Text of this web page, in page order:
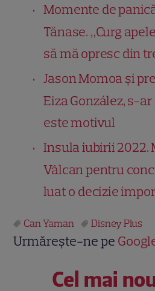
Momente de
Tănase. „Curg
să mă opresc din
Jason Momoa și
Eiza González, s-
este motivul
Insula iubirii 2022.
Vâlcan pentru
luat o decizie
Can Yaman Disney Plus
Urmărește-ne pe
Cel mai